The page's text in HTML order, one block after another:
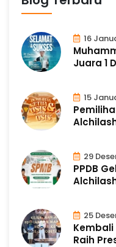
16
Juara 1
15
29
PPDB
25
Kembali
Raih